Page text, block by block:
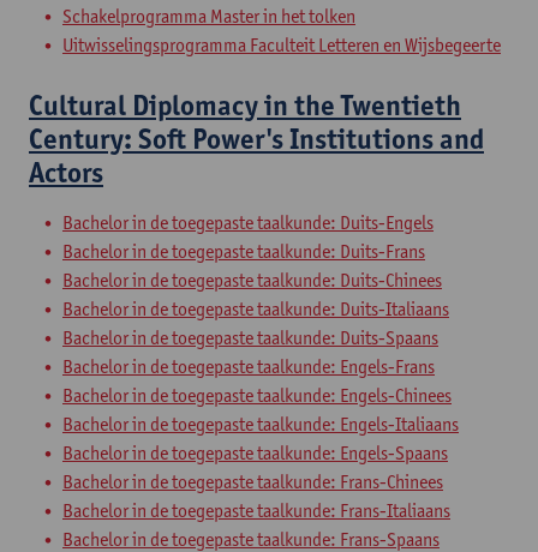
Schakelprogramma Master in het tolken
Uitwisselingsprogramma Faculteit Letteren en Wijsbegeerte
Cultural Diplomacy in the Twentieth
Century: Soft Power's Institutions and
Actors
Bachelor in de toegepaste taalkunde: Duits-Engels
Bachelor in de toegepaste taalkunde: Duits-Frans
Bachelor in de toegepaste taalkunde: Duits-Chinees
Bachelor in de toegepaste taalkunde: Duits-Italiaans
Bachelor in de toegepaste taalkunde: Duits-Spaans
Bachelor in de toegepaste taalkunde: Engels-Frans
Bachelor in de toegepaste taalkunde: Engels-Chinees
Bachelor in de toegepaste taalkunde: Engels-Italiaans
Bachelor in de toegepaste taalkunde: Engels-Spaans
Bachelor in de toegepaste taalkunde: Frans-Chinees
Bachelor in de toegepaste taalkunde: Frans-Italiaans
Bachelor in de toegepaste taalkunde: Frans-Spaans